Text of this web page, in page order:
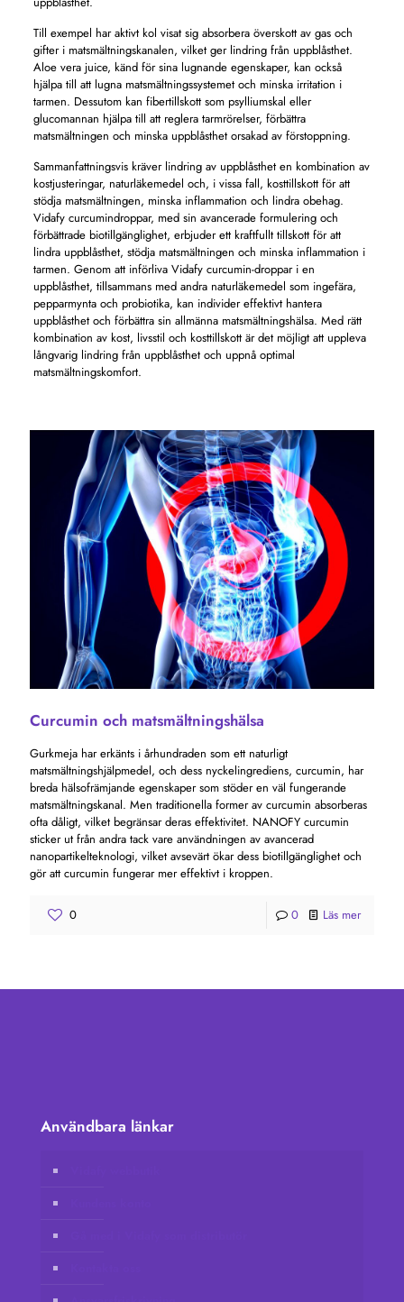
Till exempel har aktivt kol visat sig absorbera överskott av gas och
gifter i matsmältningskanalen, vilket ger lindring från uppblåsthet.
Aloe vera juice, känd för sina lugnande egenskaper, kan också
hjälpa till att lugna matsmältningssystemet och minska irritation i
tarmen. Dessutom kan fibertillskott som psylliumskal eller
glucomannan hjälpa till att reglera tarmrörelser, förbättra
matsmältningen och minska uppblåsthet orsakad av förstoppning.
Sammanfattningsvis kräver lindring av uppblåsthet en kombination av
kostjusteringar, naturläkemedel och, i vissa fall, kosttillskott för att
stödja matsmältningen, minska inflammation och lindra obehag.
Vidafy curcumindroppar, med sin avancerade formulering och
förbättrade biotillgänglighet, erbjuder ett kraftfullt tillskott för att
lindra uppblåsthet, stödja matsmältningen och minska inflammation i
tarmen. Genom att införliva Vidafy curcumin-droppar i en
uppblåsthet, tillsammans med andra naturläkemedel som ingefära,
pepparmynta och probiotika, kan individer effektivt hantera
uppblåsthet och förbättra sin allmänna matsmältningshälsa. Med rätt
kombination av kost, livsstil och kosttillskott är det möjligt att uppleva
långvarig lindring från uppblåsthet och uppnå optimal
matsmältningskomfort.
Curcumin och matsmältningshälsa
Gurkmeja har erkänts i århundraden som ett naturligt
matsmältningshjälpmedel, och dess nyckelingrediens, curcumin, har
breda hälsofrämjande egenskaper som stöder en väl fungerande
matsmältningskanal. Men traditionella former av curcumin absorberas
ofta dåligt, vilket begränsar deras effektivitet. NANOFY curcumin
sticker ut från andra tack vare användningen av avancerad
nanopartikelteknologi, vilket avsevärt ökar dess biotillgänglighet och
gör att curcumin fungerar mer effektivt i kroppen.
0 0 Läs mer
Användbara länkar